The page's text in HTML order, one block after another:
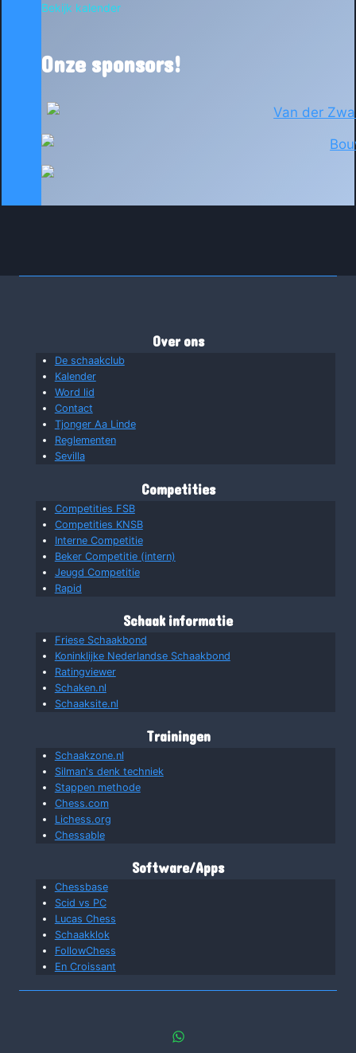
Bekijk kalender
Onze sponsors!
Over ons
De schaakclub
Kalender
Word lid
Contact
Tjonger Aa Linde
Reglementen
Sevilla
Competities
Competities FSB
Competities KNSB
Interne Competitie
Beker Competitie (intern)
Jeugd Competitie
Rapid
Schaak informatie
Friese Schaakbond
Koninklijke Nederlandse Schaakbond
Ratingviewer
Schaken.nl
Schaaksite.nl
Trainingen
Schaakzone.nl
Silman's denk techniek
Stappen methode
Chess.com
Lichess.org
Chessable
Software/Apps
Chessbase
Scid vs PC
Lucas Chess
Schaakklok
FollowChess
En Croissant